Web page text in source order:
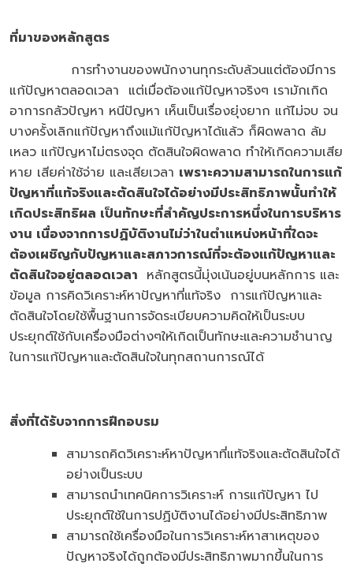
ที่มาของหลักสูตร
การทำงานของพนักงานทุกระดับล้วนแต่ต้องมีการ
แก้ปัญหาตลอดเวลา แต่เมื่อต้องแก้ปัญหาจริงๆ เรามักเกิด
อาการกลัวปัญหา หนีปัญหา เห็นเป็นเรื่องยุ่งยาก แก้ไม่จบ จน
บางครั้งเลิกแก้ปัญหาถึงแม้แก้ปัญหาได้แล้ว ก็ผิดพลาด ล้ม
เหลว แก้ปัญหาไม่ตรงจุด ตัดสินใจผิดพลาด ทำให้เกิดความเสีย
หาย เสียค่าใช้จ่าย และเสียเวลา เพราะความสามารถในการแก้
ปัญหาที่แท้จริงและตัดสินใจได้อย่างมีประสิทธิภาพนั้นทำให้
เกิดประสิทธิผล เป็นทักษะที่สำคัญประการหนึ่งในการบริหาร
งาน เนื่องจากการปฏิบัติงานไม่ว่าในตำแหน่งหน้าที่ใดจะ
ต้องเผชิญกับปัญหาและสภาวการณ์ที่จะต้องแก้ปัญหาและ
ตัดสินใจอยู่ตลอดเวลา หลักสูตรนี้มุ่งเน้นอยู่บนหลักการ และ
ข้อมูล การคิดวิเคราะห์หาปัญหาที่แท้จริง การแก้ปัญหาและ
ตัดสินใจโดยใช้พื้นฐานการจัดระเบียบความคิดให้เป็นระบบ
ประยุกต์ใช้กับเครื่องมือต่างๆให้เกิดเป็นทักษะและความชำนาญ
ในการแก้ปัญหาและตัดสินใจในทุกสถานการณ์ได้
สิ่งที่ได้รับจากการฝึกอบรม
สามารถคิดวิเคราะห์หาปัญหาที่แท้จริงและตัดสินใจได้
อย่างเป็นระบบ
สามารถนำเทคนิคการวิเคราะห์ การแก้ปัญหา ไป
ประยุกต์ใช้ในการปฏิบัติงานได้อย่างมีประสิทธิภาพ
สามารถใช้เครื่องมือในการวิเคราะห์หาสาเหตุของ
ปัญหาจริงได้ถูกต้องมีประสิทธิภาพมากขึ้นในการ